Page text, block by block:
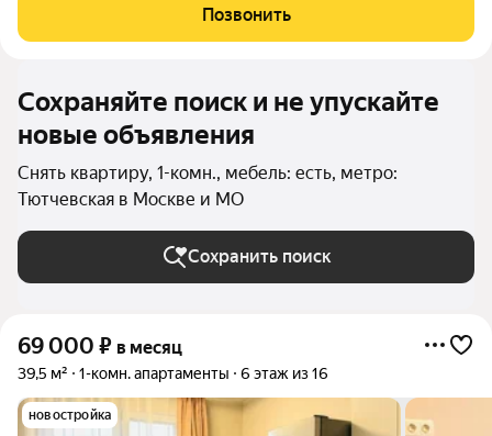
гостиная, отдельная гардеробная комната, совмещенный
санузел с ванной. Окна выходят во двор.
Позвонить
Сохраняйте поиск и не упускайте
новые объявления
Снять квартиру, 1-комн., мебель: есть, метро:
Тютчевская в Москве и МО
Сохранить поиск
69 000 ₽ в месяц
39,5 м² 1-комн. апартаменты 6 этаж из 16
новостройка